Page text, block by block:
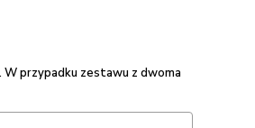
W przypadku zestawu z dwoma